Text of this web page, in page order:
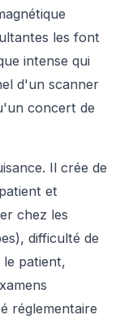
les font
intense qui
d'un scanner
concert de
Il crée de
et
chez les
difficulté de
patient,
réglementaire